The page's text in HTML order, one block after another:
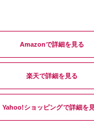
Amazon
楽天
Yahoo!ショッピング